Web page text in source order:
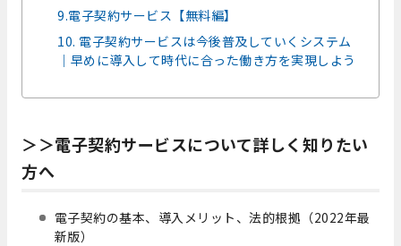
9.電子契約サービス【無料編】
10. 電子契約サービスは今後普及していくシステム
｜早めに導入して時代に合った働き方を実現しよう
＞＞電子契約サービスについて詳しく知りたい
方へ
電子契約の基本、導入メリット、法的根拠（2022年最
新版）